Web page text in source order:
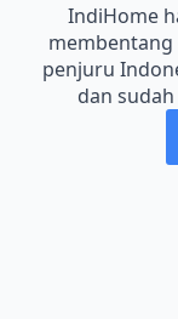
IndiHome
penjuru
dan